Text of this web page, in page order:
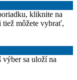
kliknite na
môžete vybrať,
sa uloží na